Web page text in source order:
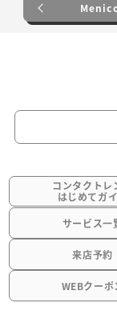
コンタクトレ
はじめてガ
サービス一
来店予約
WEBクーポ